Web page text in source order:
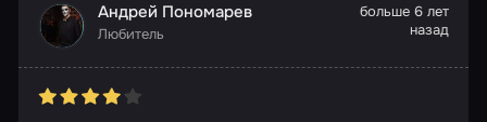
Андрей Пономарев
Любитель
больше 6 лет
назад